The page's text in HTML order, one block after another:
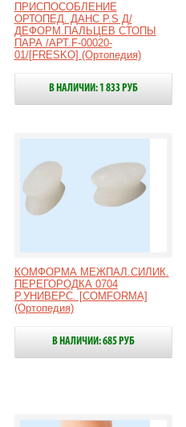
ПРИСПОСОБЛЕНИЕ
ОРТОПЕД. ДАНС Р.S Д/
ДЕФОРМ.ПАЛЬЦЕВ СТОПЫ
ПАРА /АРТ.F-00020-
01/[FRESKO] (Ортопедия)
В НАЛИЧИИ: 1 833 РУБ
КОМФОРМА МЕЖПАЛ.СИЛИК.
ПЕРЕГОРОДКА 0704
Р.УНИВЕРС. [COMFORMA]
(Ортопедия)
В НАЛИЧИИ: 685 РУБ